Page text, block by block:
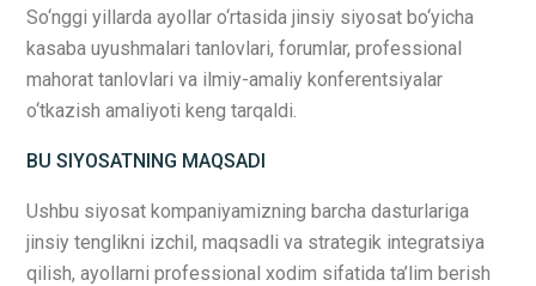
So‘nggi yillarda ayollar o‘rtasida jinsiy siyosat bo‘yicha
kasaba uyushmalari tanlovlari, forumlar, professional
mahorat tanlovlari va ilmiy-amaliy konferentsiyalar
o‘tkazish amaliyoti keng tarqaldi.
BU SIYOSATNING MAQSADI
Ushbu siyosat kompaniyamizning barcha dasturlariga
jinsiy tenglikni izchil, maqsadli va strategik integratsiya
qilish, ayollarni professional xodim sifatida ta’lim berish